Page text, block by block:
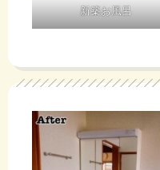
新築お風呂